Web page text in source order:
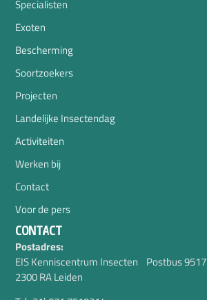
Specialisten
Exoten
Bescherming
Soortzoekers
Projecten
Landelijke Insectendag
Activiteiten
Werken bij
Contact
Voor de pers
CONTACT
Postadres:
EIS Kenniscentrum Insecten Postbus 9517
2300 RA Leiden